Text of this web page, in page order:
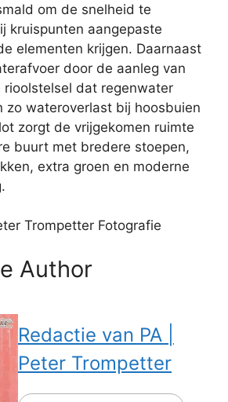
om de snelheid te
kruispunten aangepaste
elementen krijgen. Daarnaast
door de aanleg van
rioolstelsel dat regenwater
zo wateroverlast bij hoosbuien
zorgt de vrijgekomen ruimte
buurt met bredere stoepen,
extra groen en moderne
Trompetter Fotografie
Author
Redactie van PA |
Peter Trompetter